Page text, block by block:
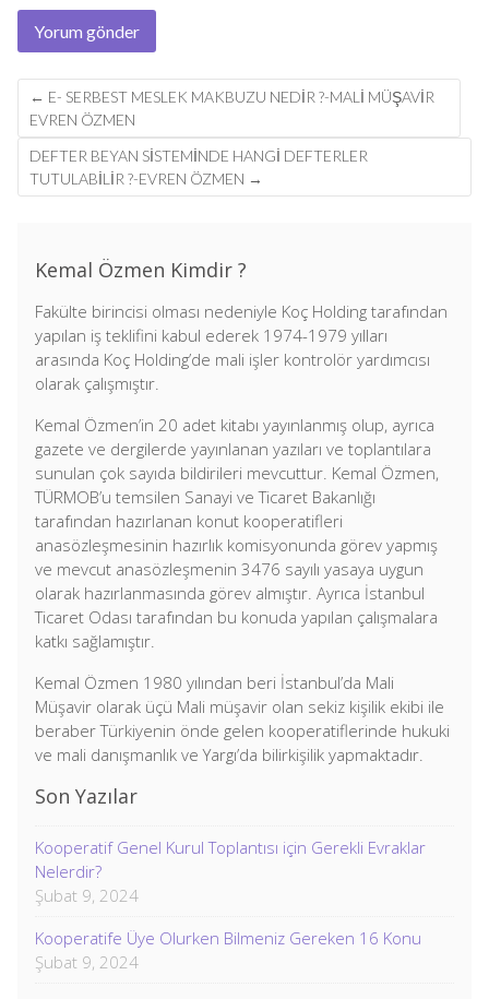
Post
navigation
← E- SERBEST MESLEK MAKBUZU NEDIR ?-MALİ MÜŞAVİR
EVREN ÖZMEN
DEFTER BEYAN SİSTEMİNDE HANGİ DEFTERLER
TUTULABİLİR ?-EVREN ÖZMEN →
Kemal Özmen Kimdir ?
Fakülte birincisi olması nedeniyle Koç Holding tarafından
yapılan iş teklifini kabul ederek 1974-1979 yılları
arasında Koç Holding’de mali işler kontrolör yardımcısı
olarak çalışmıştır.
Kemal Özmen’in 20 adet kitabı yayınlanmış olup, ayrıca
gazete ve dergilerde yayınlanan yazıları ve toplantılara
sunulan çok sayıda bildirileri mevcuttur. Kemal Özmen,
TÜRMOB’u temsilen Sanayi ve Ticaret Bakanlığı
tarafından hazırlanan konut kooperatifleri
anasözleşmesinin hazırlık komisyonunda görev yapmış
ve mevcut anasözleşmenin 3476 sayılı yasaya uygun
olarak hazırlanmasında görev almıştır. Ayrıca İstanbul
Ticaret Odası tarafından bu konuda yapılan çalışmalara
katkı sağlamıştır.
Kemal Özmen 1980 yılından beri İstanbul’da Mali
Müşavir olarak üçü Mali müşavir olan sekiz kişilik ekibi ile
beraber Türkiyenin önde gelen kooperatiflerinde hukuki
ve mali danışmanlık ve Yargı’da bilirkişilik yapmaktadır.
Son Yazılar
Kooperatif Genel Kurul Toplantısı için Gerekli Evraklar
Nelerdir?
Şubat 9, 2024
Kooperatife Üye Olurken Bilmeniz Gereken 16 Konu
Şubat 9, 2024